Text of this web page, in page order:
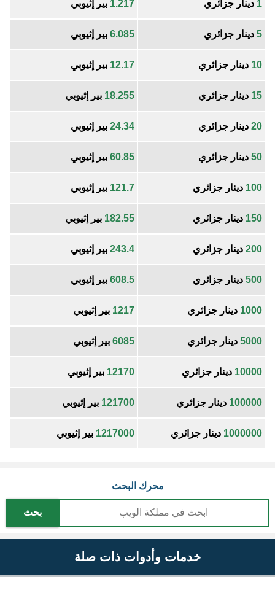
1 دينار جزائري 1.217 بير إثيوبي
5 دينار جزائري 6.085 بير إثيوبي
10 دينار جزائري 12.17 بير إثيوبي
15 دينار جزائري 18.255 بير إثيوبي
20 دينار جزائري 24.34 بير إثيوبي
50 دينار جزائري 60.85 بير إثيوبي
100 دينار جزائري 121.7 بير إثيوبي
150 دينار جزائري 182.55 بير إثيوبي
200 دينار جزائري 243.4 بير إثيوبي
500 دينار جزائري 608.5 بير إثيوبي
1000 دينار جزائري 1217 بير إثيوبي
5000 دينار جزائري 6085 بير إثيوبي
10000 دينار جزائري 12170 بير إثيوبي
100000 دينار جزائري 121700 بير إثيوبي
1000000 دينار جزائري 1217000 بير إثيوبي
محرك البحث
بحث
خدمات وأدوات ذات صلة